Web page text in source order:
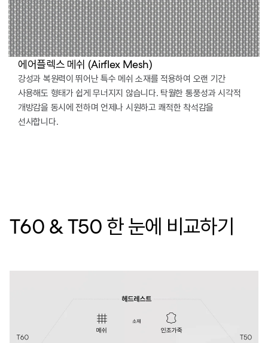
에어플렉스 메쉬 (Airflex Mesh)
강성과 복원력이 뛰어난 특수 메쉬 소재를 적용하여 오랜 기간
사용해도 형태가 쉽게 무너지지 않습니다. 탁월한 통풍성과 시각적
개방감을 동시에 전하며 언제나 시원하고 쾌적한 착석감을
선사합니다.
T60 & T50 한 눈에 비교하기